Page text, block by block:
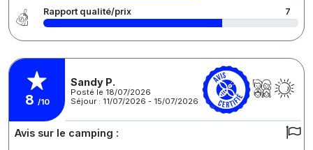
Rapport qualité/prix 7
8 /10
Sandy P.
Posté le 18/07/2026
Séjour : 11/07/2026 - 15/07/2026
Avis sur le camping :